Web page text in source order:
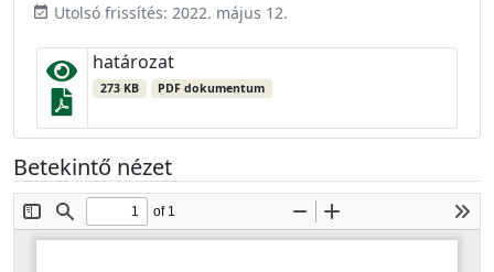
event_available Utolsó frissítés: 2022. május 12.
határozat
273 KB PDF dokumentum
Betekintő nézet